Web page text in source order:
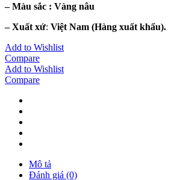
– Màu sắc : Vàng nâu
– Xuất xứ: Việt Nam (Hàng xuất khẩu).
Add to Wishlist
Compare
Add to Wishlist
Compare
Mô tả
Đánh giá (0)